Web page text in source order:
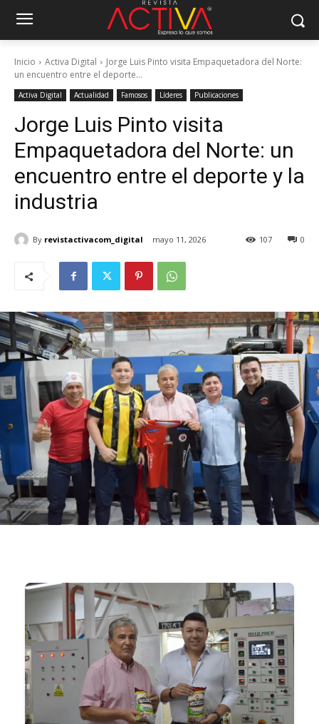
Inicio Activa Digital
Jorge Luis Pinto visita Empaquetadora del Norte:
un encuentro entre el deporte...
Activa Digital Actualidad Famosos Líderes Publicaciones
Jorge Luis Pinto visita
Empaquetadora del Norte: un
encuentro entre el deporte y la
industria
By revistactivacom_digital mayo 11, 2026 0
107